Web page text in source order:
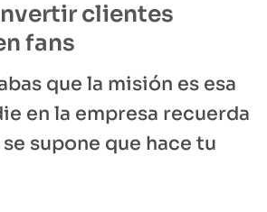
clientes
fans
que la misión es esa
en la empresa recuerda
supone que hace tu